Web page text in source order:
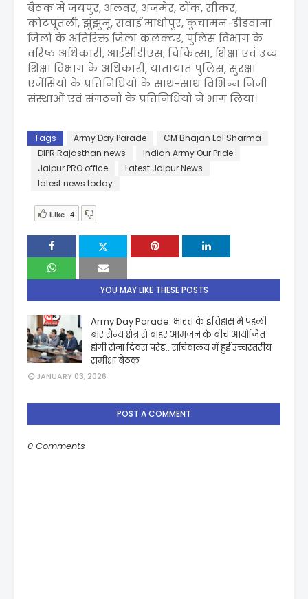
बैठक में जयपुर, अलवर, अजमेर, टोंक, सीकर,
कोटपूतली, झुंझुनूं, सवाई माधोपुर, कुचामन-डीडवाना
जिलों के अतिरिक्त जिला कलक्टर, पुलिस विभाग के
वरिष्ठ अधिकारी, आईसीडीएस, चिकित्सा, शिक्षा एवं उच्च
शिक्षा विभाग के अधिकारी, यातायात पुलिस, सुरक्षा
एजेंसियों के प्रतिनिधियों के साथ-साथ विभिन्न निजी
संस्थाओं एवं संगठनों के प्रतिनिधियों ने भाग लिया।
Tags Army Day Parade
CM Bhajan Lal Sharma
DIPR Rajasthan news
Indian Army Our Pride
Jaipur PRO office
Latest Jaipur News
latest news today
Like 4
YOU MAY LIKE THESE POSTS
Army Day Parade: भारत के इतिहास में पहली
बार सैन्य क्षेत्र से बाहर आमजन के बीच आयोजित
होगी सेना दिवस परेड.. सचिवालय में हुई उच्चस्तरीय
समीक्षा बैठक
JANUARY 03, 2026
POST A COMMENT
0 Comments